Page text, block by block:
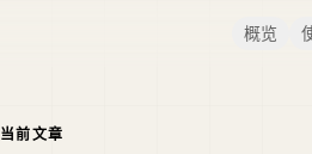
概览
当前文章